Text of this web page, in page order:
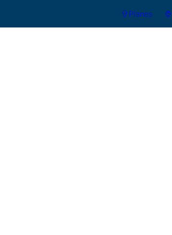
Planes